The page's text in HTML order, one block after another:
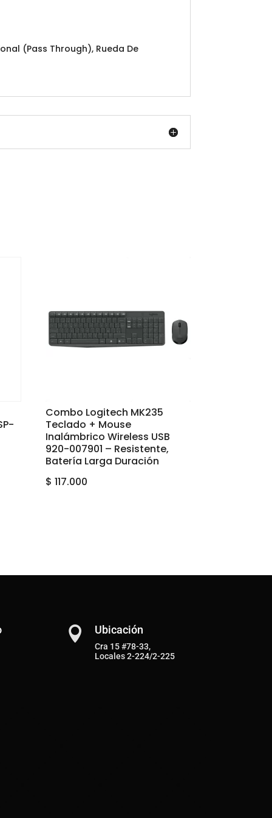
(Pass Through), Rueda De
Combo Logitech MK235
Teclado + Mouse
Inalámbrico Wireless USB
920-007901 – Resistente,
Batería Larga Duración
$ 117.000
 Ubicación
Cra 15 #78-33,
Locales 2-224/2-225